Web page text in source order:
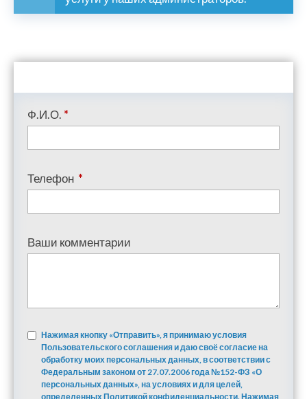
Ф.И.О. *
Телефон *
Ваши комментарии
Нажимая кнопку «Отправить», я принимаю условия
Пользовательского соглашения и даю своё согласие на
обработку моих персональных данных, в соответствии с
Федеральным законом от 27.07.2006 года №152-ФЗ «О
персональных данных», на условиях и для целей,
определенных Политикой конфиденциальности. Нажимая